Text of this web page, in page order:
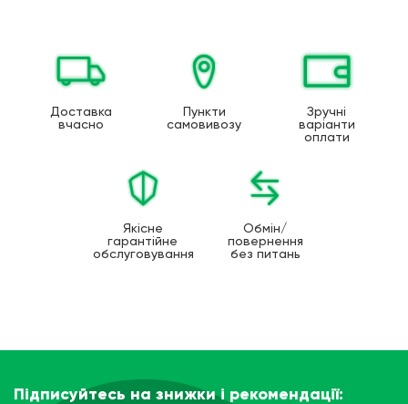
Доставка
вчасно
Пункти
самовивозу
Зручні
варіанти
оплати
Якісне
гарантійне
обслуговування
Обмін/
повернення
без питань
Підписуйтесь на знижки і рекомендації: